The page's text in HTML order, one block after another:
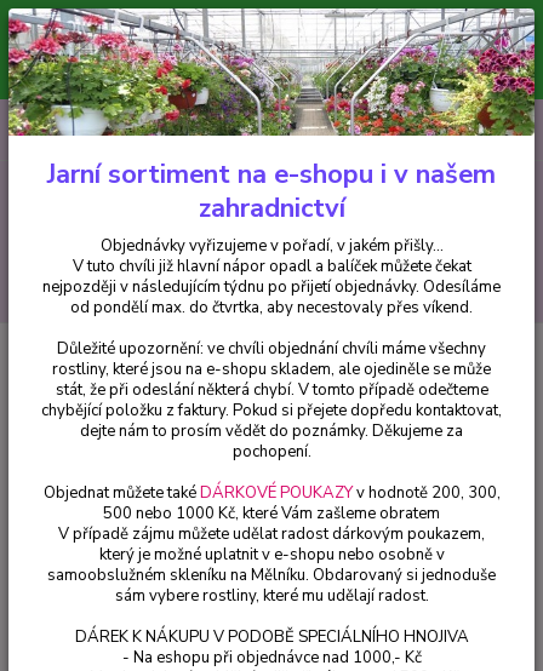
Minimální hodnota pro odeslání z e-shopu je 300 Kč.
V tuto chvíli již hlavní nápor objednávek opadl a balíček můžete čekat
nejpozději v následujícím týdnu po přijetí objednávky. Objednávky
vyřizujeme v pořadí, v jakém přišly...
CZK
Hledat
+420 602 223 614 0ks
za0 Kč
Fuchsie Schneegestöber (Fuchsie 1082F
Schneegestöber (Fuchsie 1082F
Jarní sortiment na e-shopu i v našem
zahradnictví
Objednávky vyřizujeme v pořadí, v jakém přišly...
V tuto chvíli již hlavní nápor opadl a balíček můžete čekat
nejpozději v následujícím týdnu po přijetí objednávky. Odesíláme
od pondělí max. do čtvrtka, aby necestovaly přes víkend.
Důležité upozornění: ve chvíli objednání chvíli máme všechny
rostliny, které jsou na e-shopu skladem, ale ojediněle se může
stát, že při odeslání některá chybí. V tomto případě odečteme
chybějící položku z faktury. Pokud si přejete dopředu kontaktovat,
dejte nám to prosím vědět do poznámky. Děkujeme za
pochopení.
Objednat můžete takéDÁRKOVÉ POUKAZYv hodnotě 200, 300,
500 nebo 1000 Kč, které Vám zašleme obratem
V případě zájmu můžete udělat radost dárkovým poukazem,
který je možné uplatnit v e-shopu nebo osobně v
samoobslužném skleníku na Mělníku. Obdarovaný si jednoduše
sám vybere rostliny, které mu udělají radost.
DÁREK K NÁKUPU V PODOBĚ SPECIÁLNÍHO HNOJIVA
- Na eshopu při objednávce nad 1000,- Kč